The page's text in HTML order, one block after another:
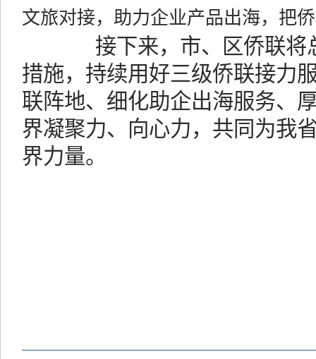
文旅对接，助力企业产品出海，把
接下来，市、区侨联
措施，持续用好三级侨联接力
联阵地、细化助企出海服务、
界凝聚力、向心力，共同为我
界力量。